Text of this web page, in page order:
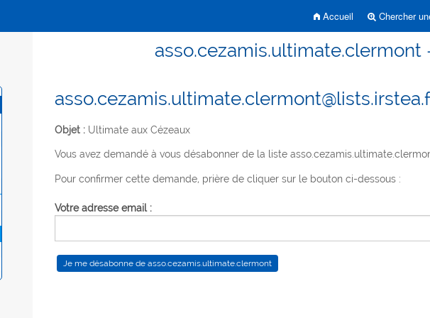
Accueil Chercher
Formulaire
Objet : Ultimate aux Cézeaux
Vous avez demandé à vous désabonner de la liste
Pour confirmer cette demande, prière de cliquer sur le bouton ci-dessous :
Votre adresse email :